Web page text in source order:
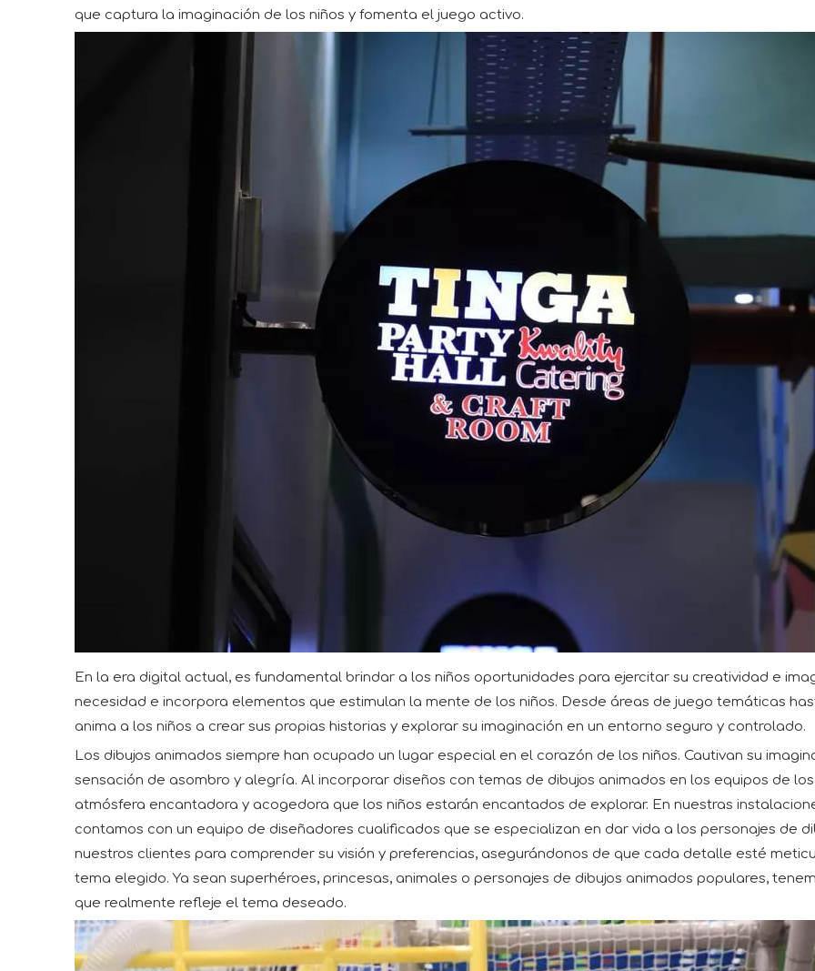
que captura la imaginación de los niños y fomenta el juego activo.
En la era digital actual, es fundamental brindar a los niños oportunidades para ejercitar su creatividad e
necesidad e incorpora elementos que estimulan la mente de los niños. Desde áreas de juego temáticas
anima a los niños a crear sus propias historias y explorar su imaginación en un entorno seguro y controlado.
Los dibujos animados siempre han ocupado un lugar especial en el corazón de los niños. Cautivan su
sensación de asombro y alegría. Al incorporar diseños con temas de dibujos animados en los equipos de
atmósfera encantadora y acogedora que los niños estarán encantados de explorar. En nuestras
contamos con un equipo de diseñadores cualificados que se especializan en dar vida a los personajes de
nuestros clientes para comprender su visión y preferencias, asegurándonos de que cada detalle esté
tema elegido. Ya sean superhéroes, princesas, animales o personajes de dibujos animados populares,
que realmente refleje el tema deseado.